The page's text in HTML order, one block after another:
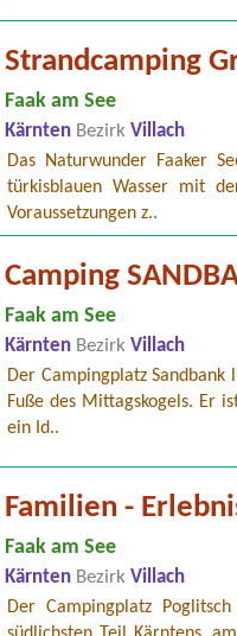
Strandcamping
Faak am See
Kärnten Bezirk Villach
Das Naturwunder Faaker
türkisblauen Wasser mit
Voraussetzungen z..
Camping
Faak am See
Kärnten Bezirk Villach
Der Campingplatz
Fuße des Mittagskogels. Er
ein Id..
Familien -
Faak am See
Kärnten Bezirk Villach
Der Campingplatz